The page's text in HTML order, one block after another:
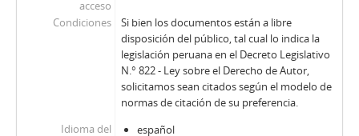
acceso
Condiciones
Si bien los documentos están a libre
disposición del público, tal cual lo indica la
legislación peruana en el Decreto Legislativo
N.° 822 - Ley sobre el Derecho de Autor,
solicitamos sean citados según el modelo de
normas de citación de su preferencia.
Idioma del
español